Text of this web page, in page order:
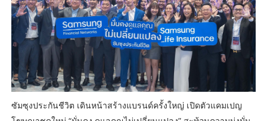
ซัมซุงประกันชีวิต เดินหน้าสร้างแบรนด์ครั้งใหญ่ เปิดตัวแคมเปญ